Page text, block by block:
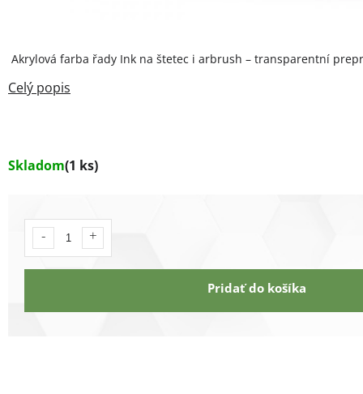
Skladom(1 ks)
Pridať do košíka
Akrylová farba řady Ink na štetec i arbrush – transparentní